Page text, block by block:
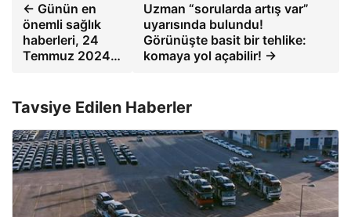
← Günün en
önemli sağlık
haberleri, 24
Temmuz 2024…
Uzman “sorularda artış var”
uyarısında bulundu!
Görünüşte basit bir tehlike:
komaya yol açabilir! →
Tavsiye Edilen Haberler